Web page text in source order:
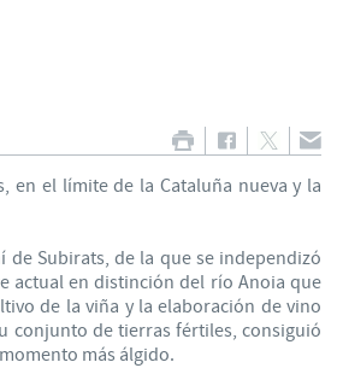
en el límite de la Cataluña nueva y la
Subirats, de la que se independizó
actual en distinción del río Anoia que
de la viña y la elaboración de vino
conjunto de tierras fértiles, consiguió
más álgido.